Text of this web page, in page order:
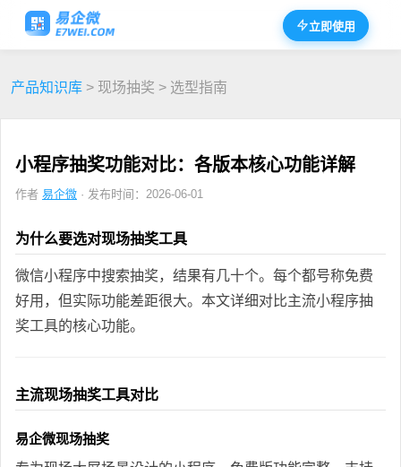
立即使用
产品知识库 > 现场抽奖 > 选型指南
小程序抽奖功能对比：各版本核心功能详解
作者 易企微 · 发布时间：2026-06-01
为什么要选对现场抽奖工具
微信小程序中搜索抽奖，结果有几十个。每个都号称免费
好用，但实际功能差距很大。本文详细对比主流小程序抽
奖工具的核心功能。
主流现场抽奖工具对比
易企微现场抽奖